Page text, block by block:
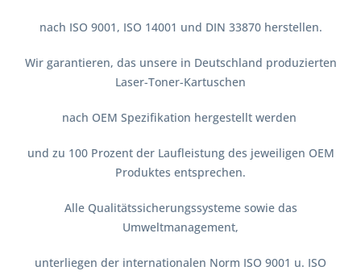
nach ISO 9001, ISO 14001 und DIN 33870 herstellen.
Wir garantieren, das unsere in Deutschland produzierten
Laser-Toner-Kartuschen
nach OEM Spezifikation hergestellt werden
und zu 100 Prozent der Laufleistung des jeweiligen OEM
Produktes entsprechen.
Alle Qualitätssicherungssysteme sowie das
Umweltmanagement,
unterliegen der internationalen Norm ISO 9001 u. ISO